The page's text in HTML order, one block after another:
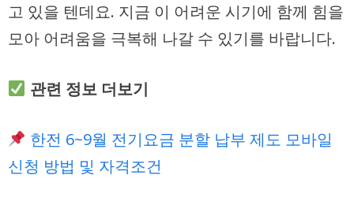
고 있을 텐데요. 지금 이 어려운 시기에 함께 힘을
모아 어려움을 극복해 나갈 수 있기를 바랍니다.
관련 정보 더보기
한전 6~9월 전기요금 분할 납부 제도 모바일
신청 방법 및 자격조건